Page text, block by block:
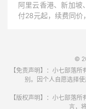
阿里云香港、新加
付28元起，续费同价
©
【免责声明】：小七部落
别。因个人自愿选择
【版权声明】：小七部落
言，